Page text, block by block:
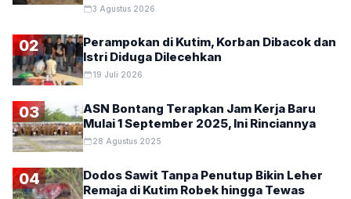
3 Agustus 2026
02
Perampokan di Kutim, Korban Dibacok dan
Istri Diduga Dilecehkan
19 Juli 2026
03
ASN Bontang Terapkan Jam Kerja Baru
Mulai 1 September 2025, Ini Rinciannya
28 Agustus 2025
04
Dodos Sawit Tanpa Penutup Bikin Leher
Remaja di Kutim Robek hingga Tewas